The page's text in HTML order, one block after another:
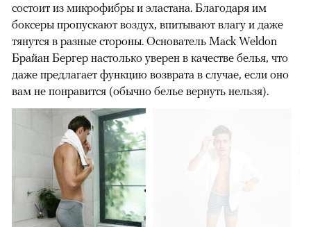
состоит из микрофибры и эластана. Благодаря им
боксеры пропускают воздух, впитывают влагу и даже
тянутся в разные стороны. Основатель Mack Weldon
Брайан Бергер настолько уверен в качестве белья, что
даже предлагает функцию возврата в случае, если оно
вам не понравится (обычно белье вернуть нельзя).